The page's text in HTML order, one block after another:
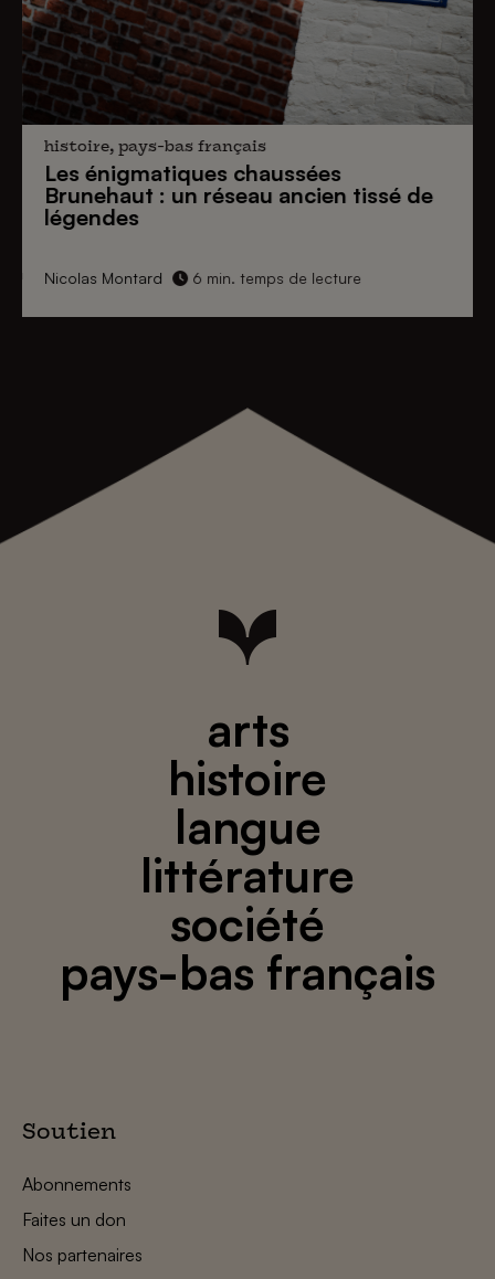
histoire, pays-bas français
Les énigmatiques chaussées
Brunehaut : un réseau ancien tissé de
légendes
Nicolas Montard 6 min. temps de lecture
arts
histoire
langue
littérature
société
pays-bas français
Soutien
Abonnements
Faites un don
Nos partenaires